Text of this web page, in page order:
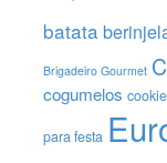
batata
Brigadeiro Gourmet
cogumelos
para festa